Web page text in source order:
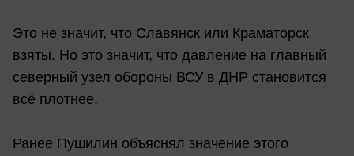
Это не значит, что Славянск или Краматорск
взяты. Но это значит, что давление на главный
северный узел обороны ВСУ в ДНР становится
всё плотнее.
Ранее Пушилин объяснял значение этого